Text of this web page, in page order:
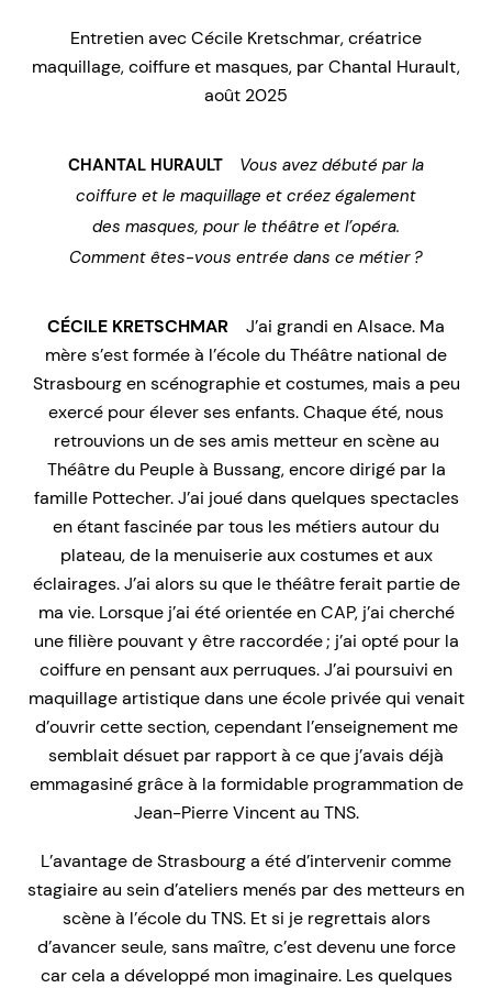
Entretien avec Cécile Kretschmar,créatrice
maquillage, coiffure et masques, par Chantal Hurault,
août 2025
CHANTAL HURAULT Vous avez débuté par la
coiffure et le maquillage et créez également
des masques, pour le théâtre et l’opéra.
Comment êtes-vous entrée dans ce métier ?
CÉCILE KRETSCHMAR J’ai grandi en Alsace. Ma
mère s’est formée à l’école du Théâtre national de
Strasbourg en scénographie et costumes, mais a peu
exercé pour élever ses enfants. Chaque été, nous
retrouvions un de ses amis metteur en scène au
Théâtre du Peuple à Bussang, encore dirigé par la
famille Pottecher. J’ai joué dans quelques spectacles
en étant fascinée par tous les métiers autour du
plateau, de la menuiserie aux costumes et aux
éclairages. J’ai alors su que le théâtre ferait partie de
ma vie. Lorsque j’ai été orientée en CAP, j’ai cherché
une filière pouvant y être raccordée ; j’ai opté pour la
coiffure en pensant aux perruques. J’ai poursuivi en
maquillage artistique dans une école privée qui venait
d’ouvrir cette section, cependant l’enseignement me
semblait désuet par rapport à ce que j’avais déjà
emmagasiné grâce à la formidable programmation de
Jean-Pierre Vincent au TNS.
L’avantage de Strasbourg a été d’intervenir comme
stagiaire au sein d’ateliers menés par des metteurs en
scène à l’école du TNS. Et si je regrettais alors
d’avancer seule, sans maître, c’est devenu une force
car cela a développé mon imaginaire. Les quelques